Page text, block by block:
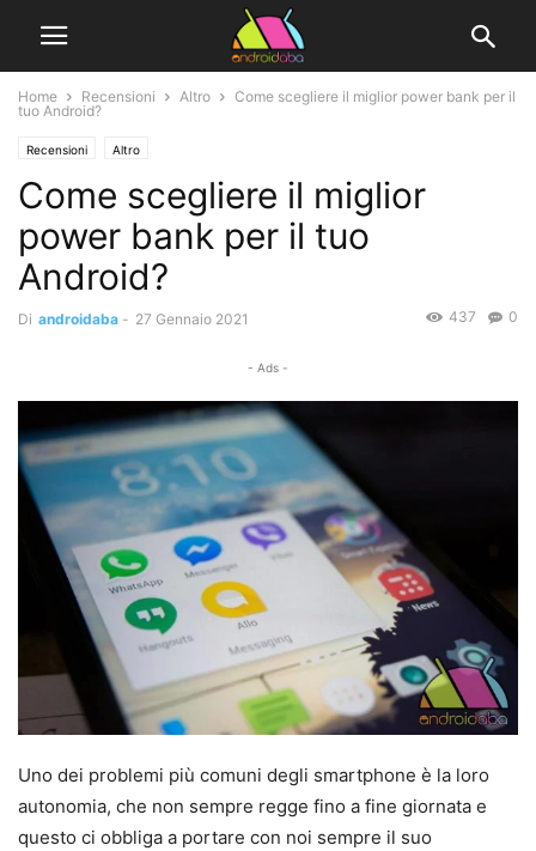
Home Recensioni Altro
Come scegliere il miglior power bank per il
tuo Android?
Recensioni Altro
Come scegliere il miglior
power bank per il tuo
Android?
Di androidaba - 27 Gennaio 2021 0
437
- Ads -
Uno dei problemi più comuni degli smartphone è la loro
autonomia, che non sempre regge fino a fine giornata e
questo ci obbliga a portare con noi sempre il suo